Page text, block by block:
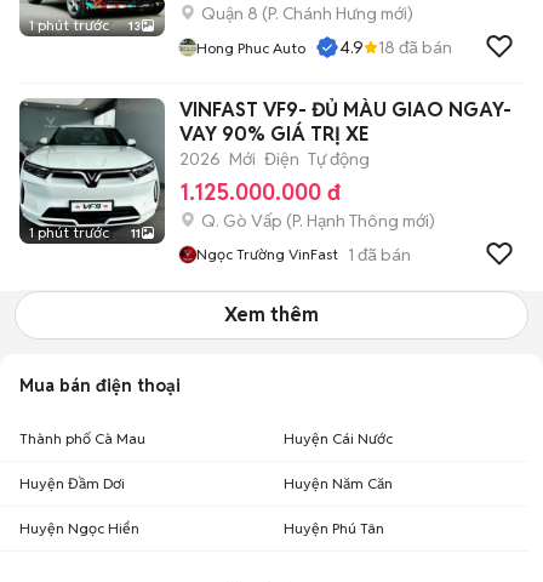
1 phút trước 13
Quận 8 (P. Chánh Hưng mới)
Hong Phuc Auto 4.9 18 đã bán
1 phút trước 11
VINFAST VF9- ĐỦ MÀU GIAO NGAY-
VAY 90% GIÁ TRỊ XE
2026 Mới Điện Tự động
1.125.000.000 đ
Q. Gò Vấp (P. Hạnh Thông mới)
Ngọc Trường VinFast 1 đã bán
Xem thêm
Mua bán điện thoại
Thành phố Cà Mau Huyện Cái Nước
Huyện Đầm Dơi Huyện Năm Căn
Huyện Ngọc Hiển Huyện Phú Tân